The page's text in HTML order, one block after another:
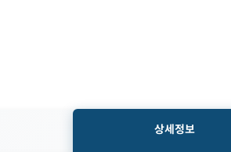
상세정보